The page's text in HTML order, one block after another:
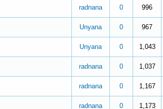
radnana 0 996
Unyana 0 967
Unyana 0 1,043
radnana 0 1,037
radnana 0 1,167
radnana 0 1,173